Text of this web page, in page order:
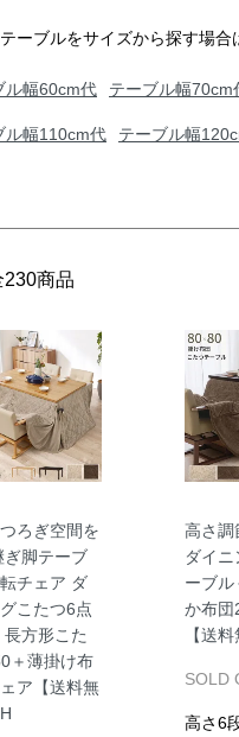
ーブルをサイズから探す場
ル幅60cm代 テーブル幅70cm
ル幅110cm代 テーブル幅
230商品
ろぎ空間を
ぎ脚テーブ
チェア ダ
こたつ6点
長方形こた
＋薄掛け布
ア【送料無
高さ調
ダイ
ーブル
か布団
【送
SOLD
高さ6